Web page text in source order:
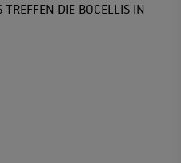
DIE BOCELLIS IN